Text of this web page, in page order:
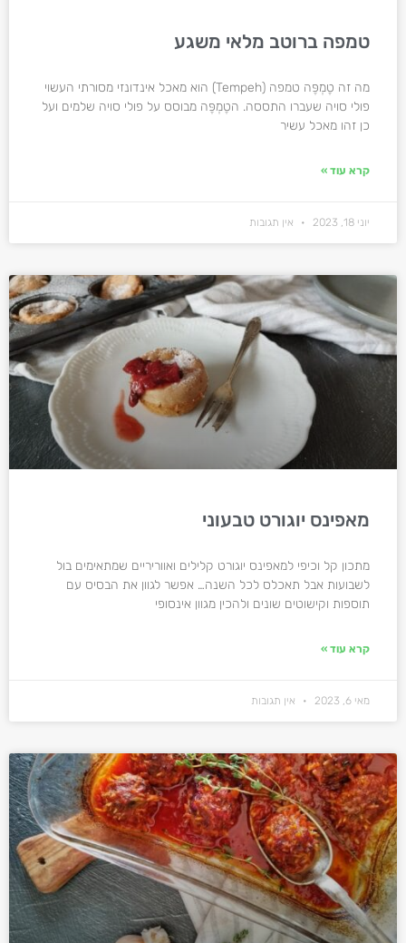
טמפה ברוטב מלאי משגע
מה זה טֶמְפֶּה טמפה (Tempeh) הוא מאכל אינדונזי מסורתי העשוי
פולי סויה שעברו התססה. הטֶמְפֶּה מבוסס על פולי סויה שלמים ועל
כן זהו מאכל עשיר
קרא עוד »
יוני 18, 2023 אין תגובות
מאפינס יוגורט טבעוני
מתכון קל וכיפי למאפינס יוגורט קלילים ואווריריים שמתאימים בול
לשבועות אבל תאכלס לכל השנה… אפשר לגוון את הבסיס עם
תוספות וקישוטים שונים ולהכין מגוון אינסופי
קרא עוד »
מאי 6, 2023 אין תגובות